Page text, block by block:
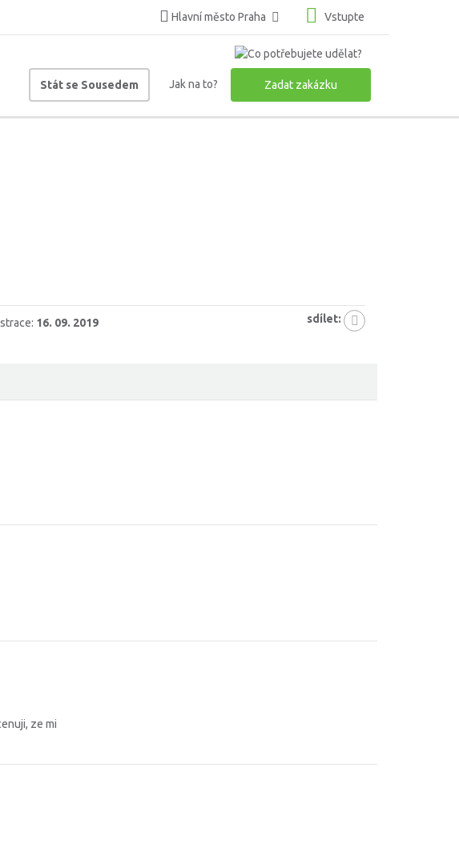
Hlavní město Praha Vstupte
Stát se Sousedem Jak na to? Zadat zakázku
16. 09. 2019 sdílet:
ze mi